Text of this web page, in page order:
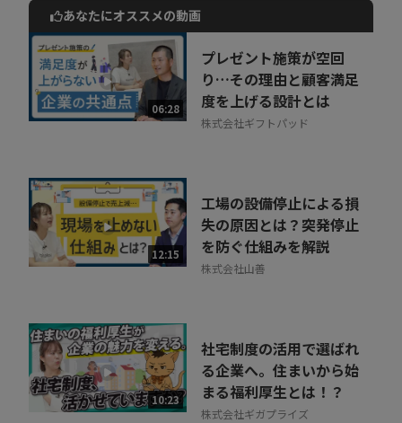
動画でご紹介しているサービスについて
お気軽にご相談・ご質問いただけます！
30秒でお申し込み可能
相談を希望する 無料
あなたにオススメの動画
06:28
プレゼント施策が空回
り…その理由と顧客満足
度を上げる設計とは
株式会社ギフトパッド
12:15
工場の設備停止による損
失の原因とは？突発停止
を防ぐ仕組みを解説
株式会社山善
10:23
社宅制度の活用で選ばれ
る企業へ。住まいから始
まる福利厚生とは！？
株式会社ギガプライズ